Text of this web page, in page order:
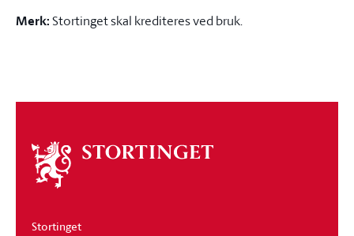
Merk:Stortinget skal krediteres ved bruk.
Om
stortinget
Stortinget